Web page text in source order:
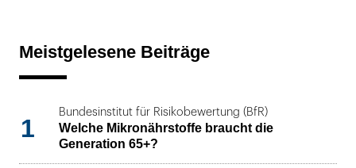
Meistgelesene Beiträge
1
Bundesinstitut für Risikobewertung (BfR)
Welche Mikronährstoffe braucht die
Generation 65+?